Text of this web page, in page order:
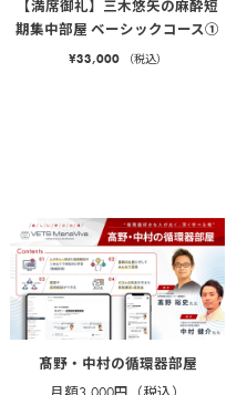
【満席御礼】三木悠矢の麻酔短
期集中部屋 ベーシックコース①
¥33,000 （税込）
髙野・中村の循環器部屋